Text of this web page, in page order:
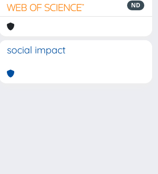
ND
social impact